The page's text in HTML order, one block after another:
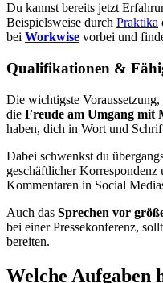
Du kannst bereits jetzt
Beispielsweise durch Praktika
bei Workwise vorbei und
Qualifikationen &
Die wichtigste
die Freude am Umgang mit
haben, dich in Wort und
Dabei schwenkst du
geschäftlicher
Kommentaren in Social
Auch das Sprechen vor
bei einer Pressekonferenz,
bereiten.
Welche Aufgaben